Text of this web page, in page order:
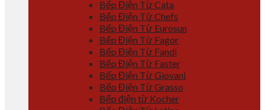
Bếp Điện Từ Cata
Bếp Điện Từ Chefs
Bếp Điện Từ Eurosun
Bếp Điện Từ Fagor
Bếp Điện Từ Fandi
Bếp Điện Từ Faster
Bếp Điện Từ Giovani
Bếp Điện Từ Grasso
Bếp điện từ Kocher